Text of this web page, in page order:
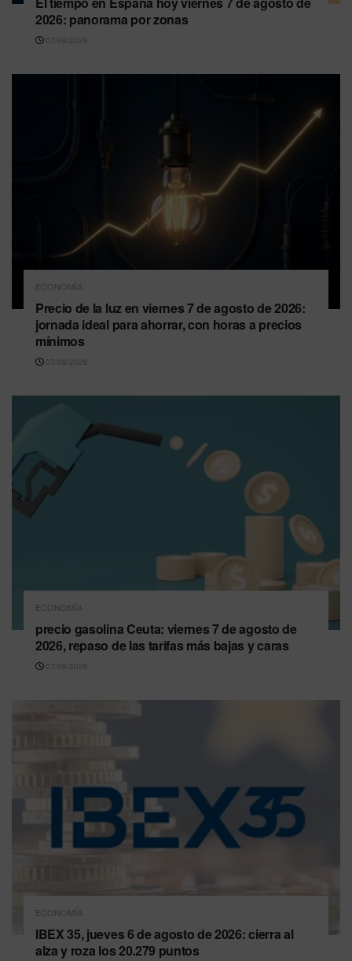
2026: panorama por zonas
07/08/2026
ECONOMÍA
Precio de la luz en viernes 7 de agosto de 2026:
jornada ideal para ahorrar, con horas a precios
mínimos
07/08/2026
ECONOMÍA
precio gasolina Ceuta: viernes 7 de agosto de
2026, repaso de las tarifas más bajas y caras
07/08/2026
ECONOMÍA
IBEX 35, jueves 6 de agosto de 2026: cierra al
alza y roza los 20.279 puntos